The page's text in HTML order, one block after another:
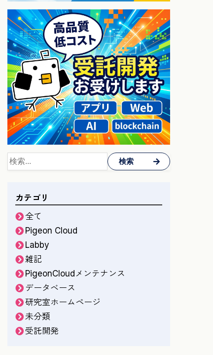
検索
カテゴリ
全て
Pigeon Cloud
Labby
雑記
PigeonCloudメンテナンス
データベース
研究室ホームページ
未分類
受託開発